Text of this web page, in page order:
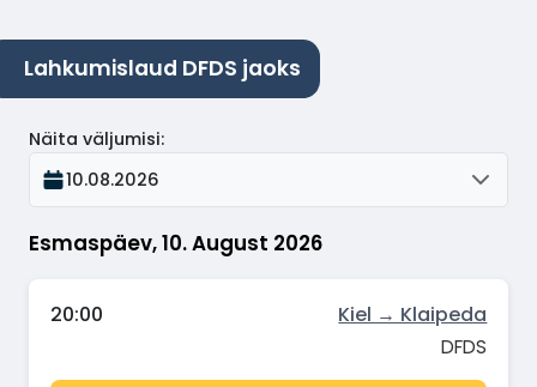
Lahkumislaud DFDS jaoks
Esmaspäev, 10. August 2026
Näita väljumisi:
10.08.2026
20:00 Kiel → Klaipeda
DFDS